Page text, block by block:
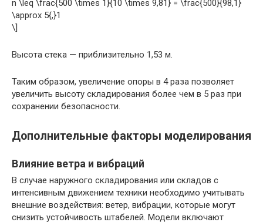
n \leq \frac{500 \times 1}{10 \times 9,81} = \frac{500}{98,1}
\approx 5{,}1
\]
Высота стека — приблизительно 1,53 м.
Таким образом, увеличение опоры в 4 раза позволяет
увеличить высоту складирования более чем в 5 раз при
сохранении безопасности.
Дополнительные факторы моделирования
Влияние ветра и вибраций
В случае наружного складирования или складов с
интенсивным движением техники необходимо учитывать
внешние воздействия: ветер, вибрации, которые могут
снизить устойчивость штабелей. Модели включают